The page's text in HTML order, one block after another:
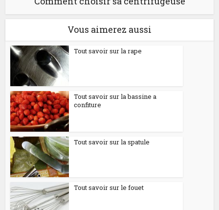
Vous aimerez aussi
Tout savoir sur la rape
Tout savoir sur la bassine a
confiture
Tout savoir sur la spatule
Tout savoir sur le fouet